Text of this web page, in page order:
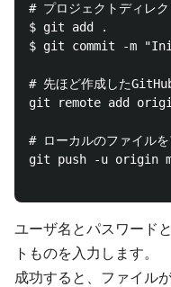
# プロジェクトディレ
$ git add .
$ git commit -m
# 先ほど作成した
git remote add
# ローカルのファイルを
git push -u origin
ユーザ名とパスワード
トものを入力します。
成功すると、ファイル